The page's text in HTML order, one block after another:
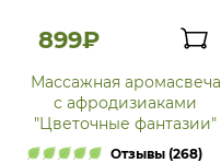
899₽
Массажная аромасвеча
с афродизиаками
"Цветочные фантазии"
Отзывы (268)